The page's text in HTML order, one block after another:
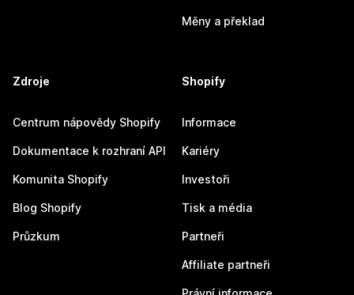
Měny a překlad
Zdroje
Centrum nápovědy Shopify
Dokumentace k rozhraní API
Komunita Shopify
Blog Shopify
Průzkum
Shopify
Informace
Kariéry
Investoři
Tisk a média
Partneři
Affiliate partneři